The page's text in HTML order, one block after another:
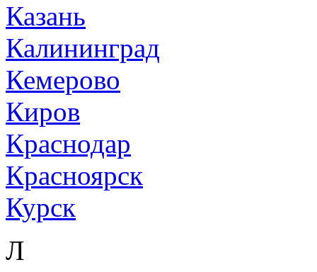
Казань
Калининград
Кемерово
Киров
Краснодар
Красноярск
Курск
Л